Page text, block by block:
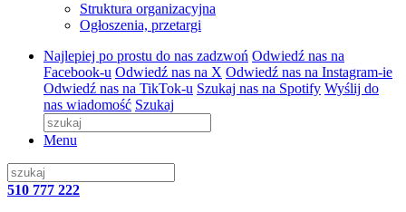
Struktura organizacyjna
Ogłoszenia, przetargi
Najlepiej po prostu do nas zadzwoń Odwiedź nas na
Facebook-u Odwiedź nas na X Odwiedź nas na Instagram-ie
Odwiedź nas na TikTok-u Szukaj nas na Spotify Wyślij do
nas wiadomość Szukaj
Menu
510 777 222